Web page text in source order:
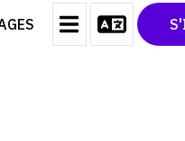
CONTACT
CGU